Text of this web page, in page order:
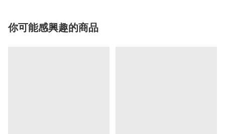
你可能感興趣的商品